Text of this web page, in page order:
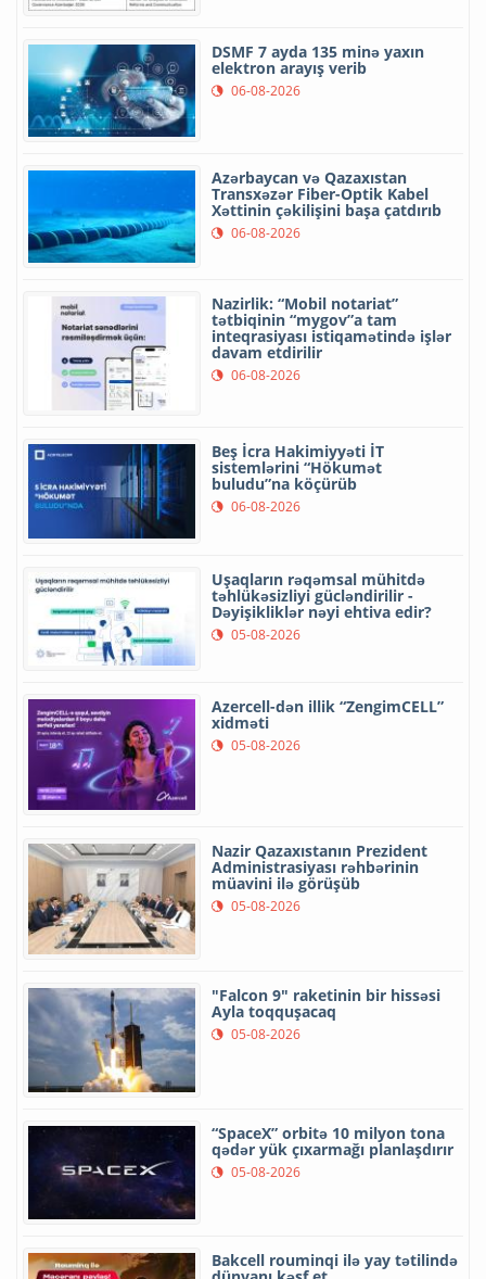
DSMF 7 ayda 135 minə yaxın
elektron arayış verib
06-08-2026
Azərbaycan və Qazaxıstan
Transxəzər Fiber-Optik Kabel
Xəttinin çəkilişini başa çatdırıb
06-08-2026
Nazirlik: “Mobil notariat”
tətbiqinin “mygov”a tam
inteqrasiyası istiqamətində işlər
davam etdirilir
06-08-2026
Beş İcra Hakimiyyəti İT
sistemlərini “Hökumət
buludu”na köçürüb
06-08-2026
Uşaqların rəqəmsal mühitdə
təhlükəsizliyi gücləndirilir -
Dəyişikliklər nəyi ehtiva edir?
05-08-2026
Azercell-dən illik “ZengimCELL”
xidməti
05-08-2026
Nazir Qazaxıstanın Prezident
Administrasiyası rəhbərinin
müavini ilə görüşüb
05-08-2026
"Falcon 9" raketinin bir hissəsi
Ayla toqquşacaq
05-08-2026
“SpaceX” orbitə 10 milyon tona
qədər yük çıxarmağı planlaşdırır
05-08-2026
Bakcell rouminqi ilə yay tətilində